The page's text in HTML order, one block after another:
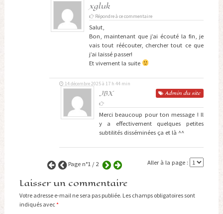
xgluk
Répondre à ce commentaire
Salut,
Bon, maintenant que j’ai écouté la fin, je
vais tout réécouter, chercher tout ce que
j’ai laissé passer!
Et vivement la suite
JBX Admin du site
14 décembre 2025 à 17 h 44 min
Merci beaucoup pour ton message ! Il
y a effectivement quelques petites
subtilités disséminées ça et là ^^
Aller à la page :
Page n°1 / 2
Laisser un commentaire
Votre adresse e-mail ne sera pas publiée. Les champs obligatoires sont
indiqués avec*